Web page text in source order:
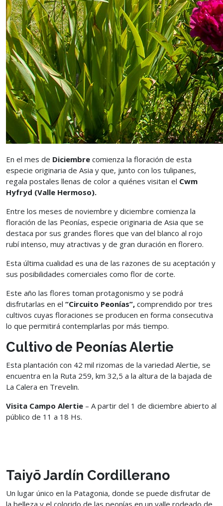
En el mes de Diciembre comienza la floración de esta
especie originaria de Asia y que, junto con los tulipanes,
regala postales llenas de color a quiénes visitan el Cwm
Hyfryd (Valle Hermoso).
Entre los meses de noviembre y diciembre comienza la
floración de las Peonías, especie originaria de Asia que se
destaca por sus grandes flores que van del blanco al rojo
rubí intenso, muy atractivas y de gran duración en florero.
Esta última cualidad es una de las razones de su aceptación y
sus posibilidades comerciales como flor de corte.
Este año las flores toman protagonismo y se podrá
disfrutarlas en el “Circuito Peonías”, comprendido por tres
cultivos cuyas floraciones se producen en forma consecutiva
lo que permitirá contemplarlas por más tiempo.
Cultivo de Peonías Alertie
Esta plantación con 42 mil rizomas de la variedad Alertie, se
encuentra en la Ruta 259, km 32,5 a la altura de la bajada de
La Calera en Trevelin.
Visita Campo Alertie – A partir del 1 de diciembre abierto al
público de 11 a 18 Hs.
Taiyō Jardín Cordillerano
Un lugar único en la Patagonia, donde se puede disfrutar de
la belleza y el colorido de las peonías en un valle rodeado de